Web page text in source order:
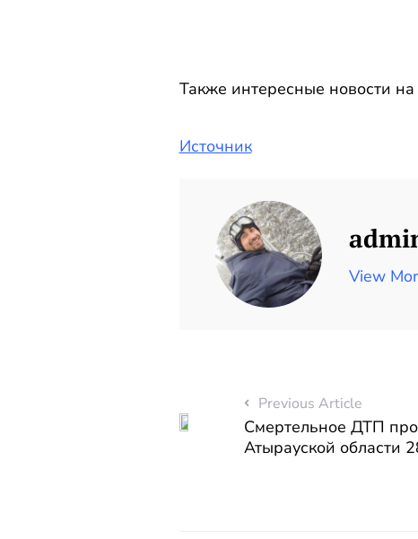
Также интересные новости на
Источник
View
Previous Article
Смертельное ДТП
Атырауской области